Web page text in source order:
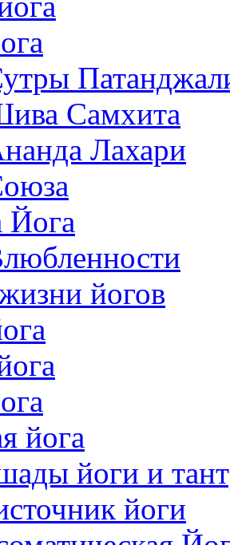
Самхита
Лахари
Йога
йогов
йога
йоги и
йоги